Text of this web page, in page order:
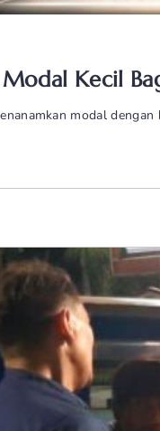
Kecil
modal